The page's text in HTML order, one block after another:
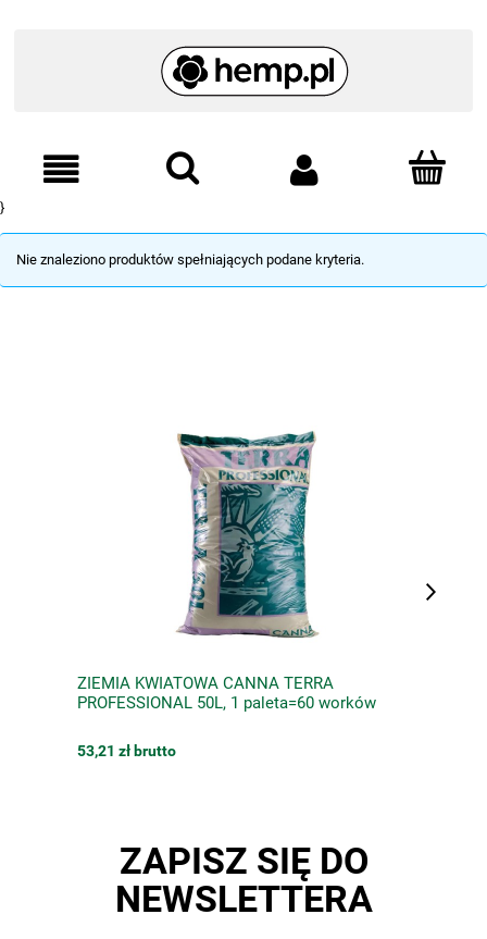
}
Nie znaleziono produktów spełniających podane kryteria.
ZIEMIA KWIATOWA CANNA TERRA
PROFESSIONAL 50L, 1 paleta=60 worków
53,21 zł brutto
ZAPISZ SIĘ DO
NEWSLETTERA